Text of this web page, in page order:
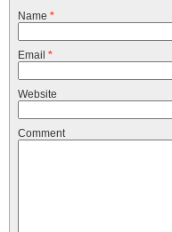
Name *
Email *
Website
Comment